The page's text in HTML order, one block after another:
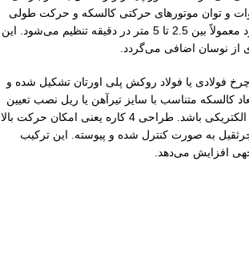
شود. توان موتور بالابر در محدوده 5 تا 12 کیلووات و توان موتورهای حرکتی کالسکه و حرکت طولی
بین 0.75 تا 2.2 کیلووات متغیر است. سرعت لیفتینگ استاندارد معمولاً بین 2.5 تا 5 متر در دقیقه تنظیم می‌شود. این
نوسان اضافی می‌گردد.
فولادی یا فولاد روکش پلی اورتان تشکیل شده و
متناسب با سایز تیرآهن یا ریل نصب تعیین
می‌گردد. سیستم حرکت کالسکه می‌تواند دستی، گیربکسی یا الکتریکی باشد. طراحی 4 کاره یعنی امکان حرکت بالا
به صورت کنترل شده و پیوسته. این ترکیب
افزایش می‌دهد.